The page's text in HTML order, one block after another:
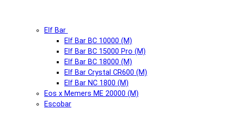
Elf Bar
Elf Bar BC 10000 (М)
Elf Bar BC 15000 Pro (М)
Elf Bar BC 18000 (М)
Elf Bar Crystal CR600 (М)
Elf Bar NC 1800 (М)
Eos x Memers ME 20000 (М)
Escobar